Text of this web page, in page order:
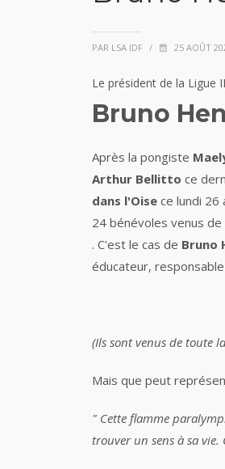
PAR LSA IDF / 25 AOÛT
Le président de la Ligue
Bruno
Après la pongiste
Arthur Bellitto ce
dans l'Oise ce lundi
24 bénévoles venus
. C'est le cas de Bruno
éducateur,
(Ils sont venus de toute
Mais que peut
" Cette flamme
trouver un sens à sa